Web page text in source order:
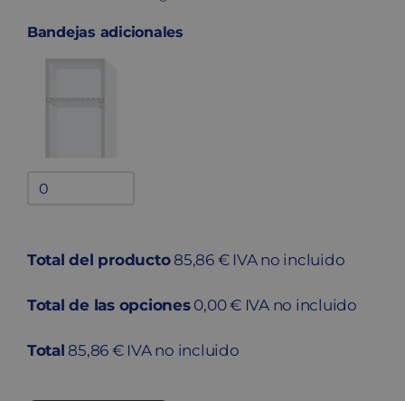
Bandejas adicionales
Bandejas
Total del producto 85,86 € IVA no incluido
Total de las opciones 0,00 € IVA no incluido
Total 85,86 € IVA no incluido